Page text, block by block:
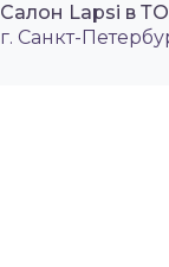
Салон Lapsi в
г. Санкт-